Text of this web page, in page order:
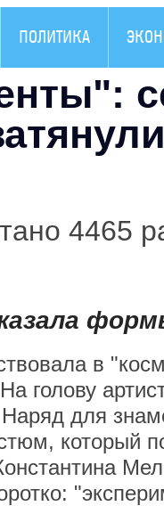
ПОЛИТИКА
4465
в
голову
для
который